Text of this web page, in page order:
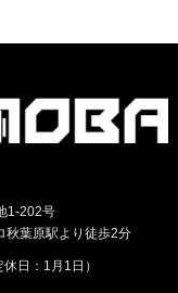
1-202号
秋葉原駅より徒歩2分
日：1月1日）